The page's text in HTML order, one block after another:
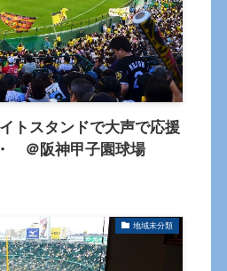
トスタンドで大声で応援
＠阪神甲子園球場
地域未分類